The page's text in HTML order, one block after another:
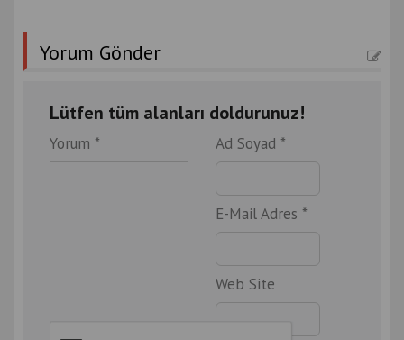
Yorum Gönder
Lütfen tüm alanları doldurunuz!
Yorum * Ad Soyad *
E-Mail Adres *
Web Site